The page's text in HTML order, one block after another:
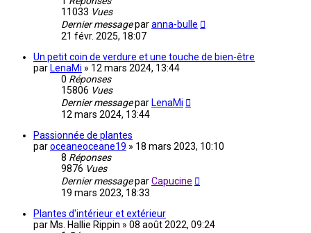
11033 Vues
Dernier messageparanna-bulle
21 févr. 2025, 18:07
Un petit coin de verdure et une touche de bien-être
par LenaMi » 12 mars 2024, 13:44
0 Réponses
15806 Vues
Dernier messagepar LenaMi
12 mars 2024, 13:44
Passionnée de plantes
paroceaneoceane19 » 18 mars 2023, 10:10
8 Réponses
9876 Vues
Dernier messageparCapucine
19 mars 2023, 18:33
Plantes d'intérieur et extérieur
par Ms. Hallie Rippin » 08 août 2022, 09:24